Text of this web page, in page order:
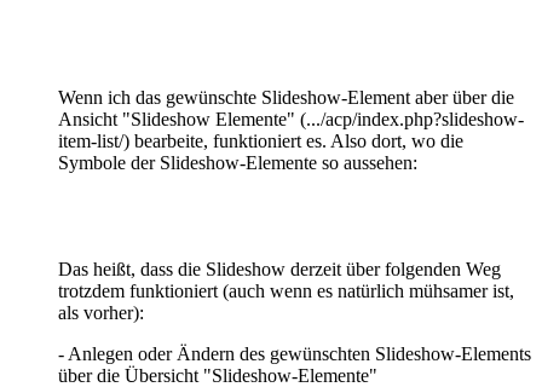
Wenn ich das gewünschte Slideshow-Element aber über die
Ansicht "Slideshow Elemente" (.../acp/index.php?slideshow-
item-list/) bearbeite, funktioniert es. Also dort, wo die
Symbole der Slideshow-Elemente so aussehen:
Das heißt, dass die Slideshow derzeit über folgenden Weg
trotzdem funktioniert (auch wenn es natürlich mühsamer ist,
als vorher):
- Anlegen oder Ändern des gewünschten Slideshow-Elements
über die Übersicht "Slideshow-Elemente"